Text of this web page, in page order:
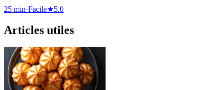
25 min·Facile★5.0
Articles utiles